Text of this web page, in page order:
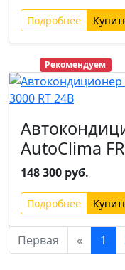
Подробнее
Рекомендуем
AutoClima
148 300 руб.
Подробнее
Первая « 1